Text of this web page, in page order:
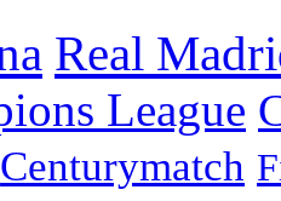
Real
League
Centurymatch